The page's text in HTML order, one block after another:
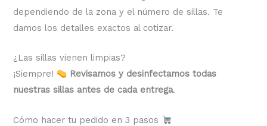
dependiendo de la zona y el número de sillas. Te
damos los detalles exactos al cotizar.
¿Las sillas vienen limpias?
¡Siempre!
Revisamos y desinfectamos todas
nuestras sillas antes de cada entrega.
Cómo hacer tu pedido en 3 pasos